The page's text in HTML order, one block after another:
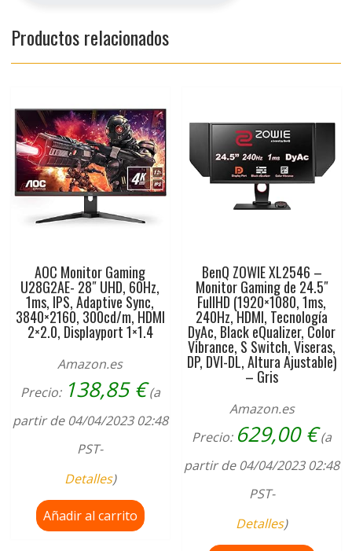
Productos relacionados
AOC Monitor Gaming
U28G2AE- 28″ UHD, 60Hz,
1ms, IPS, Adaptive Sync,
3840×2160, 300cd/m, HDMI
2×2.0, Displayport 1×1.4
Amazon.es
Precio: 138,85€(a
partir de 04/04/2023 02:48
PST-
Detalles)
Añadir al carrito
BenQ ZOWIE XL2546 –
Monitor Gaming de 24.5″
FullHD (1920×1080, 1ms,
240Hz, HDMI, Tecnología
DyAc, Black eQualizer, Color
Vibrance, S Switch, Viseras,
DP, DVI-DL, Altura Ajustable)
– Gris
Amazon.es
Precio: 629,00€ (a
partir de 04/04/2023 02:48
PST-
Detalles)